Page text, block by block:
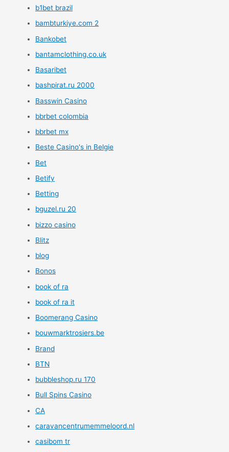
b1bet brazil
bambturkiye.com 2
Bankobet
bantamclothing.co.uk
Basaribet
bashpirat.ru 2000
Basswin Casino
bbrbet colombia
bbrbet mx
Beste Casino's in Belgie
Bet
Betify
Betting
bguzel.ru 20
bizzo casino
Blitz
blog
Bonos
book of ra
book of ra it
Boomerang Casino
bouwmarktrosiers.be
Brand
BTN
bubbleshop.ru 170
Bull Spins Casino
CA
caravancentrumemmeloord.nl
casibom tr